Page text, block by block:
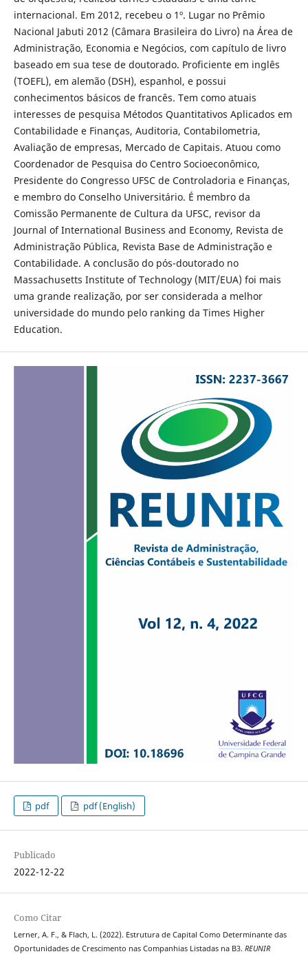
internacional. Em 2012, recebeu o 1º. Lugar no Prêmio
Nacional Jabuti 2012 (Câmara Brasileira do Livro) na Área de
Administração, Economia e Negócios, com capítulo de livro
baseado em sua tese de doutorado. Proficiente em inglês
(TOEFL), em alemão (DSH), espanhol, e possui
conhecimentos básicos de francês. Tem como atuais
interesses de pesquisa Métodos Quantitativos Aplicados em
Contabilidade e Finanças, Auditoria, Contabilometria,
Avaliação de empresas, Mercado de Capitais. Atuou como
Coordenador de Pesquisa do Centro Socioeconômico,
Presidente do Congresso UFSC de Controladoria e Finanças,
e membro do Conselho Universitário. É membro da
Comissão Permanente de Cultura da UFSC, revisor da
Journal of International Business and Economy, Revista de
Administração Pública, Revista Base de Administração e
Contabilidade. A conclusão do pós-doutorado no
Massachusetts Institute of Technology (MIT/EUA) foi mais
uma grande realização, por ser considerada a melhor
universidade do mundo pelo ranking da Times Higher
Education.
pdf pdf (English)
Publicado
2022-12-22
Como Citar
Lerner, A. F., & Flach, L. (2022). Estrutura de Capital Como Determinante das
Oportunidades de Crescimento nas Companhias Listadas na B3. REUNIR